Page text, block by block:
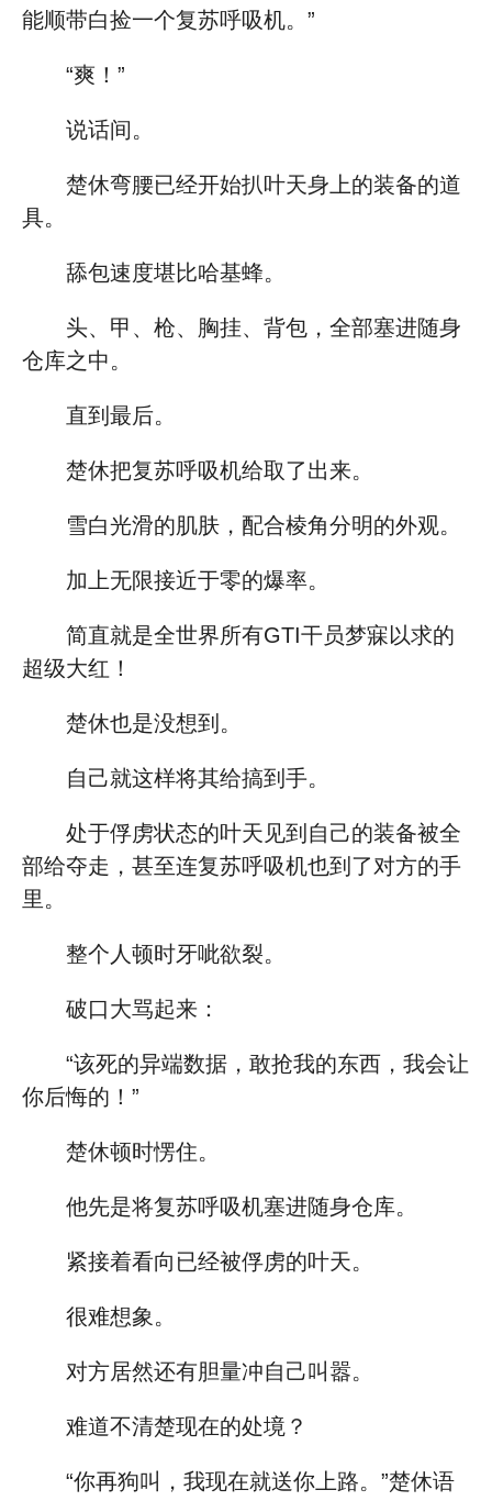
能顺带白捡一个复苏呼吸机。”
“爽！”
说话间。
楚休弯腰已经开始扒叶天身上的装备的道
具。
舔包速度堪比哈基蜂。
头、甲、枪、胸挂、背包，全部塞进随身
仓库之中。
直到最后。
楚休把复苏呼吸机给取了出来。
雪白光滑的肌肤，配合棱角分明的外观。
加上无限接近于零的爆率。
简直就是全世界所有GTI干员梦寐以求的
超级大红！
楚休也是没想到。
自己就这样将其给搞到手。
处于俘虏状态的叶天见到自己的装备被全
部给夺走，甚至连复苏呼吸机也到了对方的手
里。
整个人顿时牙呲欲裂。
破口大骂起来：
“该死的异端数据，敢抢我的东西，我会让
你后悔的！”
楚休顿时愣住。
他先是将复苏呼吸机塞进随身仓库。
紧接着看向已经被俘虏的叶天。
很难想象。
对方居然还有胆量冲自己叫嚣。
难道不清楚现在的处境？
“你再狗叫，我现在就送你上路。”楚休语